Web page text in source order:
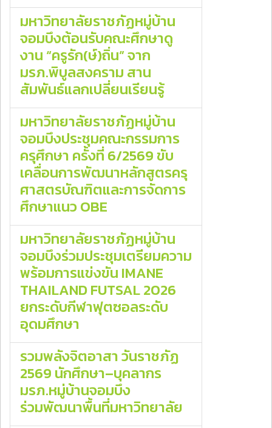
มหาวิทยาลัยราชภัฏหมู่บ้าน
จอมบึงต้อนรับคณะศึกษาดู
งาน “ครูรัก(ษ์)ถิ่น” จาก
มรภ.พิบูลสงคราม สาน
สัมพันธ์แลกเปลี่ยนเรียนรู้
มหาวิทยาลัยราชภัฏหมู่บ้าน
จอมบึงประชุมคณะกรรมการ
ครุศึกษา ครั้งที่ 6/2569 ขับ
เคลื่อนการพัฒนาหลักสูตรครุ
ศาสตรบัณฑิตและการจัดการ
ศึกษาแนว OBE
มหาวิทยาลัยราชภัฏหมู่บ้าน
จอมบึงร่วมประชุมเตรียมความ
พร้อมการแข่งขัน IMANE
THAILAND FUTSAL 2026
ยกระดับกีฬาฟุตซอลระดับ
อุดมศึกษา
รวมพลังจิตอาสา วันราชภัฏ
2569 นักศึกษา–บุคลากร
มรภ.หมู่บ้านจอมบึง
ร่วมพัฒนาพื้นที่มหาวิทยาลัย